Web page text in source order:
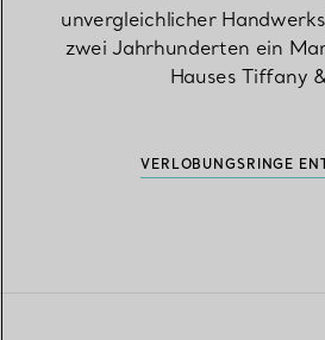
unvergleichlicher
zwei Jahrhunderten ein
Hauses Tiffany
VERLOBUNGSRINGE